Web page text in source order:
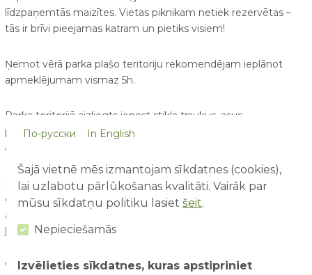
līdzpaņemtās maizītes. Vietas piknikam netiek rezervētas –
tās ir brīvi pieejamas katram un pietiks visiem!
Ņemot vērā parka plašo teritoriju rekomendējam ieplānot
apmeklējumam vismaz 5h.
Parka teritorijā aizliegts ienest stikla traukus, asus
priekšmetus, kurināt ugunskurus vai lietot ierīces ar atklātu vai
apsegtu uguns liesmu.
Lai apmeklējums izvērstos maksimāli patīkams gan pašiem,
gan pārējiem parka apmeklētājiem, lūdzam pirms
apmeklējuma iepazīties ar aktuālajiem
kārtības noteikumiem
Vairāk par parku un aktuālajiem jaunumiem var uzzināt
По-русски In English
Šajā vietnē mēs izmantojam sīkdatnes (cookies),
lai uzlabotu pārlūkošanas kvalitāti. Vairāk par
mūsu sīkdatņu politiku lasiet šeit.
Nepieciešamās
Izvēlieties sīkdatnes, kuras apstipriniet